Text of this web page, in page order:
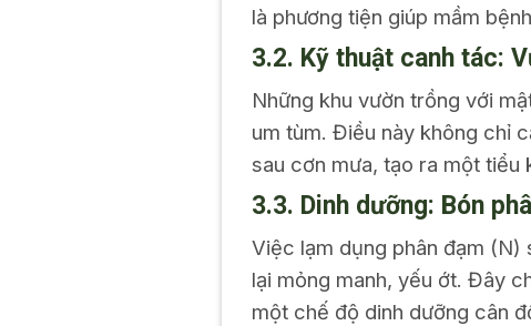
là phương tiện giúp mầm
3.2. Kỹ thuật canh tác:
Những khu vườn trồng với
um tùm. Điều này không chỉ
sau cơn mưa, tạo ra một tiểu
3.3. Dinh dưỡng: Bón
Việc lạm dụng phân đạm (N)
lại mỏng manh, yếu ớt. Đây
một chế độ dinh dưỡng cân